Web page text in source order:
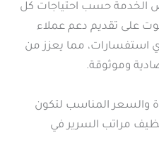
الخدمة حسب احتياجات كل
على تقديم دعم عملاء
استفسارات، مما يعزز من
وموثوقة.
والسعر المناسب لتكون
مراتب السرير في